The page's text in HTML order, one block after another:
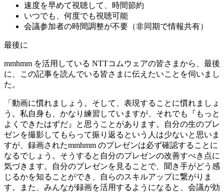
速度を早めて視聴して、時間節約
いつでも、何度でも視聴可能
会議参加者の時間調整が不要（非同期で情報共有）
最後に
mmhmm を活用している NTTコムウェアの皆さまから、最後
に、この記事を読んでいる皆さまに伝えたいことを伺いまし
た。
「動画に慣れましょう。そして、表現することに慣れましょ
う。私自身も、かなり練習していますが、それでも『もっと
よくできたはずだ』と思うことがあります。自分の生のプレ
ゼンを撮影してもらって振り返るという人は少ないと思いま
すが、録画されたmmhmm のプレゼンは必ず確認することに
なるでしょう。そうすると自分のプレゼンの改善すべき点に
気づきます。自分のプレゼンを見ることで、聞き手がどう感
じるかを知ることができ、自らのスキルアップに繋がりま
す。また、みんなが録画を活用するようになると、会議が効